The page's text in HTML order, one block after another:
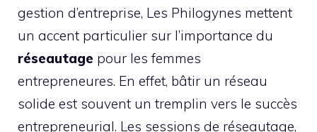
gestion d’entreprise, Les Philogynes mettent
un accent particulier sur l’importance du
réseautage pour les femmes
entrepreneures. En effet, bâtir un réseau
solide est souvent un tremplin vers le succès
entrepreneurial. Les sessions de réseautage,